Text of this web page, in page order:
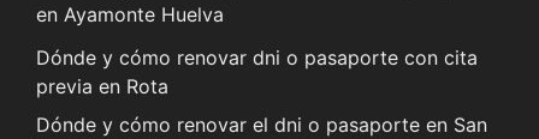
en Ayamonte Huelva
Dónde y cómo renovar dni o pasaporte con cita
previa en Rota
Dónde y cómo renovar el dni o pasaporte en San